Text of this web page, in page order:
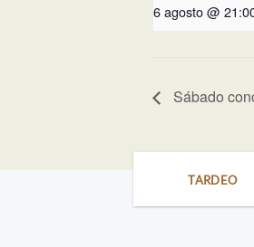
6 agosto @
Sábado
TARDEO